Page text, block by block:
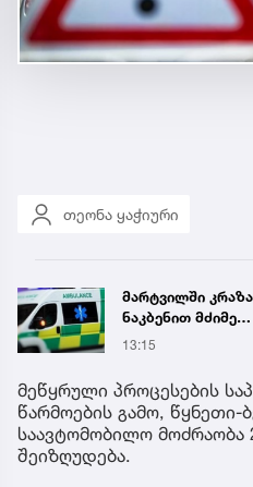
თეონა ყაჭიური
მარტვილში
ნაკბენით მძიმე
მდგომარეობაში
გადაარჩინეს
13:15
მეწყრული პროცესების
წარმოების გამო, წყნეთი-
საავტომობილო მოძრაობა
შეიზღუდება.